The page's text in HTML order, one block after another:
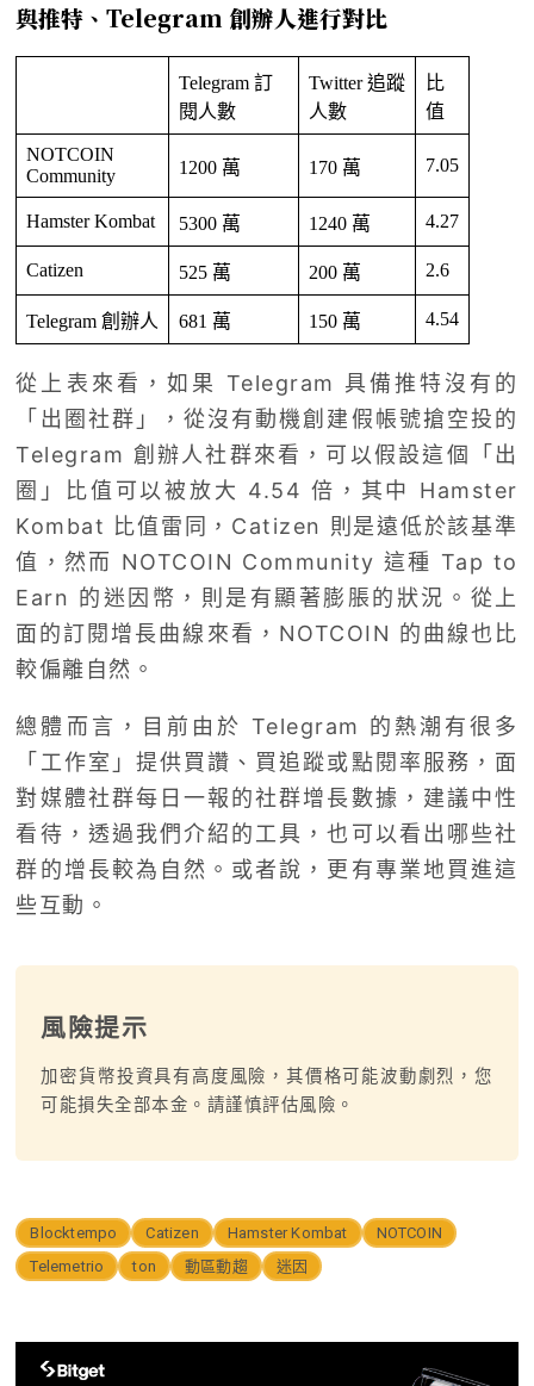
與推特、Telegram 創辦人進行對比
Telegram 訂
閱人數
Twitter 追蹤
人數
比
值
NOTCOIN
Community
1200 萬 170 萬 7.05
Hamster Kombat 5300 萬 1240 萬 4.27
Catizen 525 萬 200 萬 2.6
Telegram 創辦人 681 萬 150 萬 4.54
從上表來看，如果 Telegram 具備推特沒有的
「出圈社群」，從沒有動機創建假帳號搶空投的
Telegram 創辦人社群來看，可以假設這個「出
圈」比值可以被放大 4.54 倍，其中 Hamster
Kombat 比值雷同，Catizen 則是遠低於該基準
值，然而 NOTCOIN Community 這種 Tap to
Earn 的迷因幣，則是有顯著膨脹的狀況。從上
面的訂閱增長曲線來看，NOTCOIN 的曲線也比
較偏離自然。
總體而言，目前由於 Telegram 的熱潮有很多
「工作室」提供買讚、買追蹤或點閱率服務，面
對媒體社群每日一報的社群增長數據，建議中性
看待，透過我們介紹的工具，也可以看出哪些社
群的增長較為自然。或者說，更有專業地買進這
些互動。
風險提示
加密貨幣投資具有高度風險，其價格可能波動劇烈，您
可能損失全部本金。請謹慎評估風險。
Blocktempo Catizen Hamster Kombat
NOTCOIN
Telemetrio
ton 動區動趨 迷因